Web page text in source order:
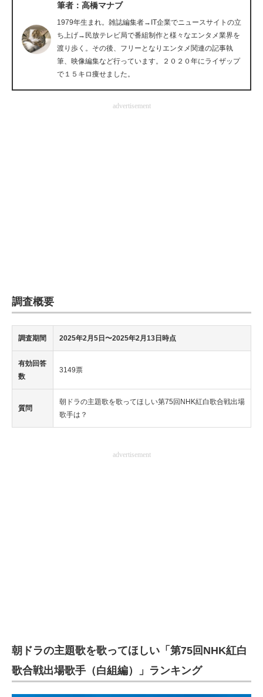
筆者：高橋マナブ
1979年生まれ。雑誌編集者→IT企業でニュースサイトの立
ち上げ→民放テレビ局で番組制作と様々なエンタメ業界を
渡り歩く。その後、フリーとなりエンタメ関連の記事執
筆、映像編集など行っています。２０２０年にライザップ
で１５キロ痩せました。
advertisement
調査概要
調査期間 2025年2月5日〜2025年2月13日時点
有効回答
数
3149票
質問
朝ドラの主題歌を歌ってほしい第75回NHK紅白歌合戦出場
歌手は？
advertisement
朝ドラの主題歌を歌ってほしい「第75回NHK紅白
歌合戦出場歌手（白組編）」ランキング